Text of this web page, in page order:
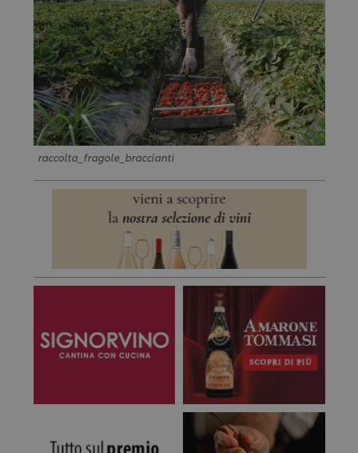
raccolta_fragole_braccianti